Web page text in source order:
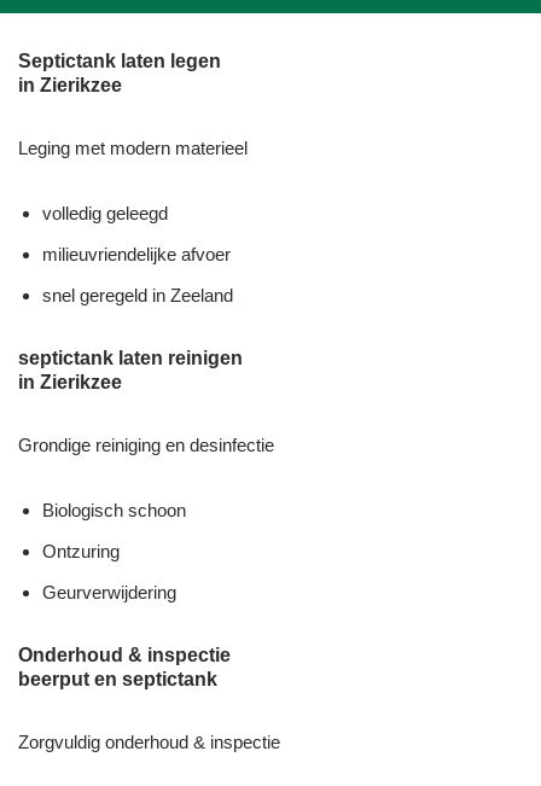
Septictank laten legen
in Zierikzee
Leging met modern materieel
volledig geleegd
milieuvriendelijke afvoer
snel geregeld in Zeeland
septictank laten reinigen
in Zierikzee
Grondige reiniging en desinfectie
Biologisch schoon
Ontzuring
Geurverwijdering
Onderhoud & inspectie
beerput en septictank
Zorgvuldig onderhoud & inspectie